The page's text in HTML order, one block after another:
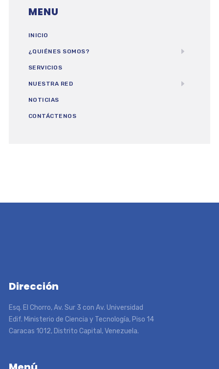
MENU
INICIO
¿QUIÉNES SOMOS?
SERVICIOS
NUESTRA RED
NOTICIAS
CONTÁCTENOS
Dirección
Esq. El Chorro, Av. Sur 3 con Av. Universidad
Edif. Ministerio de Ciencia y Tecnología, Piso 14
Caracas 1012, Distrito Capital, Venezuela.